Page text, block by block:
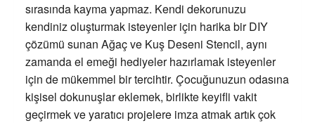
sırasında kayma yapmaz. Kendi dekorunuzu
kendiniz oluşturmak isteyenler için harika bir DIY
çözümü sunan Ağaç ve Kuş Deseni Stencil, aynı
zamanda el emeği hediyeler hazırlamak isteyenler
için de mükemmel bir tercihtir. Çocuğunuzun odasına
kişisel dokunuşlar eklemek, birlikte keyifli vakit
geçirmek ve yaratıcı projelere imza atmak artık çok